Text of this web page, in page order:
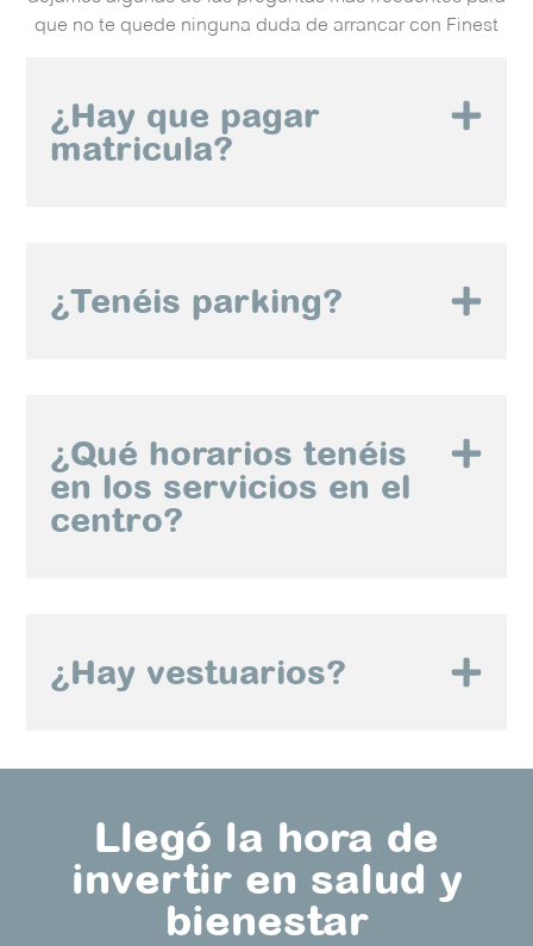
que no te quede ninguna duda de arrancar con Finest
¿Hay que pagar
matricula?
¿Tenéis parking?
¿Qué horarios tenéis
en los servicios en el
centro?
¿Hay vestuarios?
Llegó la hora de
invertir en salud y
bienestar